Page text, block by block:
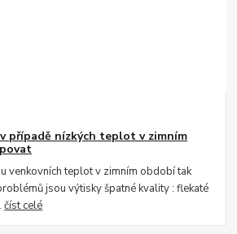
případě nízkých teplot v zimním
venkovních teplot v zimním období tak
jsou výtisky špatné kvality : flekaté
číst celé